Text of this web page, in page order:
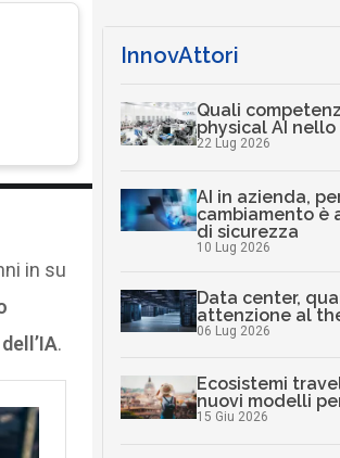
in su
.
InnovAttori
Quali
physical AI
22 Lug 2026
AI in azienda,
cambiamento è
di sicurezza
10 Lug 2026
Data center,
attenzione al
06 Lug 2026
Ecosistemi
nuovi modelli
15 Giu 2026